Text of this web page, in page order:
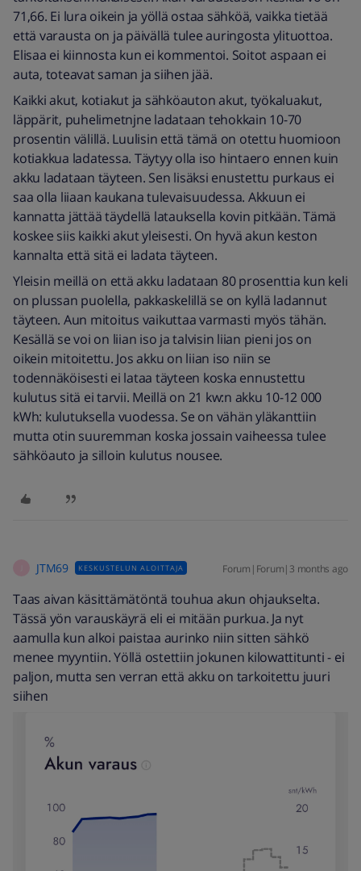
71,66. Ei lura oikein ja yöllä ostaa sähköä, vaikka tietää
että varausta on ja päivällä tulee auringosta ylituottoa.
Elisaa ei kiinnosta kun ei kommentoi. Soitot aspaan ei
auta, toteavat saman ja siihen jää.
Kaikki akut, kotiakut ja sähköauton akut, työkaluakut,
läppärit, puhelimetnjne ladataan tehokkain 10-70
prosentin välillä. Luulisin että tämä on otettu huomioon
kotiakkua ladatessa. Täytyy olla iso hintaero ennen kuin
akku ladataan täyteen. Sen lisäksi enustettu purkaus ei
saa olla liiaan kaukana tulevaisuudessa. Akkuun ei
kannatta jättää täydellä latauksella kovin pitkään. Tämä
koskee siis kaikki akut yleisesti. On hyvä akun keston
kannalta että sitä ei ladata täyteen.
Yleisin meillä on että akku ladataan 80 prosenttia kun keli
on plussan puolella, pakkaskelillä se on kyllä ladannut
täyteen. Aun mitoitus vaikuttaa varmasti myös tähän.
Kesällä se voi on liian iso ja talvisin liian pieni jos on
oikein mitoitettu. Jos akku on liian iso niin se
todennäköisesti ei lataa täyteen koska ennustettu
kulutus sitä ei tarvii. Meillä on 21 kw:n akku 10-12 000
kWh: kulutuksella vuodessa. Se on vähän yläkanttiin
mutta otin suuremman koska jossain vaiheessa tulee
sähköauto ja silloin kulutus nousee.
JTM69 KESKUSTELUN ALOITTAJA Forum|Forum|3 months ago
Taas aivan käsittämätöntä touhua akun ohjaukselta.
Tässä yön varauskäyrä eli ei mitään purkua. Ja nyt
aamulla kun alkoi paistaa aurinko niin sitten sähkö
menee myyntiin. Yöllä ostettiin jokunen kilowattitunti - ei
paljon, mutta sen verran että akku on tarkoitettu juuri
siihen